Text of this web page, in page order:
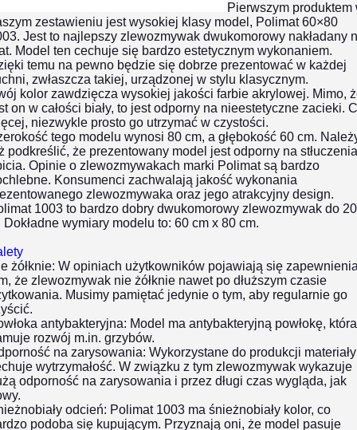
Pierwszym produktem
zestawieniu jest wysokiej klasy model, Polimat 60×80
Jest to najlepszy zlewozmywak dwukomorowy nakładany
Model ten cechuje się bardzo estetycznym wykonaniem.
temu na pewno będzie się dobrze prezentować w każdej
zwłaszcza takiej, urządzonej w stylu klasycznym.
kolor zawdzięcza wysokiej jakości farbie akrylowej. Mimo,
on w całości biały, to jest odporny na nieestetyczne zacieki.
niezwykle prosto go utrzymać w czystości.
tego modelu wynosi 80 cm, a głębokość 60 cm.
podkreślić, że prezentowany model jest odporny na
Opinie o zlewozmywakach marki Polimat są bardzo
Konsumenci zachwalają jakość wykonania
zlewozmywaka oraz jego atrakcyjny design.
1003 to bardzo dobry dwukomorowy zlewozmywak do
Dokładne wymiary modelu to: 60 cm x 80 cm.
żółknie: W opiniach użytkowników pojawiają się
że zlewozmywak nie żółknie nawet po dłuższym czasie
Musimy pamiętać jedynie o tym, aby regularnie go
antybakteryjna: Model ma antybakteryjną powłokę, która
rozwój m.in. grzybów.
na zarysowania: Wykorzystane do produkcji materiały
wytrzymałość. W związku z tym zlewozmywak wykazuje
odporność na zarysowania i przez długi czas wygląda, jak
odcień: Polimat 1003 ma śnieżnobiały kolor, co
podoba się kupującym. Przyznają oni, że model pasuje